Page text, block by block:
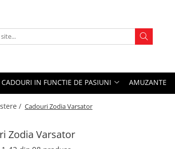
CADOURI IN FUNCTIE DE PASIUNI AMUZANTE
/ Cadouri Zodia Varsator
Zodia Varsator